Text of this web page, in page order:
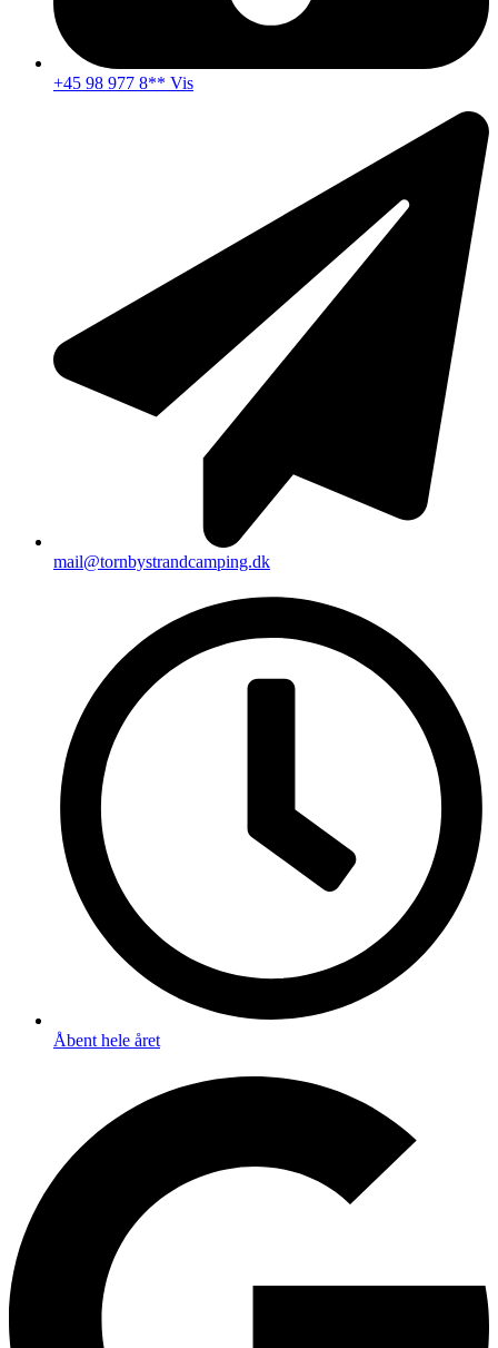
+45 98 977 8** Vis
mail@tornbystrandcamping.dk
Åbent hele året